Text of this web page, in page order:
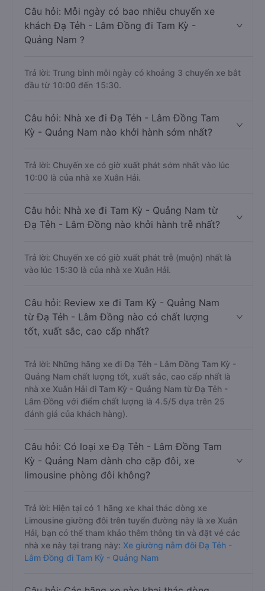
Câu hỏi: Mỗi ngày có bao nhiêu chuyến xe
khách Đạ Tẻh - Lâm Đồng đi Tam Kỳ -
Quảng Nam ?
Trả lời: Trung bình mỗi ngày có khoảng 3 chuyến xe bắt
đầu từ 10:00 đến 15:30.
Câu hỏi: Nhà xe đi Đạ Tẻh - Lâm Đồng Tam
Kỳ - Quảng Nam nào khởi hành sớm nhất?
Trả lời: Chuyến xe có giờ xuất phát sớm nhất vào lúc
10:00 là của nhà xe Xuân Hải.
Câu hỏi: Nhà xe đi Tam Kỳ - Quảng Nam từ
Đạ Tẻh - Lâm Đồng nào khởi hành trễ nhất?
Trả lời: Chuyến xe có giờ xuất phát trễ (muộn) nhất là
vào lúc 15:30 là của nhà xe Xuân Hải.
Câu hỏi: Review xe đi Tam Kỳ - Quảng Nam
từ Đạ Tẻh - Lâm Đồng nào có chất lượng
tốt, xuất sắc, cao cấp nhất?
Trả lời: Những hãng xe đi Đạ Tẻh - Lâm Đồng Tam Kỳ -
Quảng Nam chất lượng tốt, xuất sắc, cao cấp nhất là
nhà xe Xuân Hải đi Tam Kỳ - Quảng Nam từ Đạ Tẻh -
Lâm Đồng với điểm chất lượng là 4.5/5 dựa trên 25
đánh giá của khách hàng).
Câu hỏi: Có loại xe Đạ Tẻh - Lâm Đồng Tam
Kỳ - Quảng Nam dành cho cặp đôi, xe
limousine phòng đôi không?
Trả lời: Hiện tại có 1 hãng xe khai thác dòng xe
Limousine giường đôi trên tuyến đường này là xe Xuân
Hải, bạn có thể tham khảo thêm thông tin và đặt vé các
nhà xe này tại trang này: Xe giường nằm đôi Đạ Tẻh -
Lâm Đồng đi Tam Kỳ - Quảng Nam